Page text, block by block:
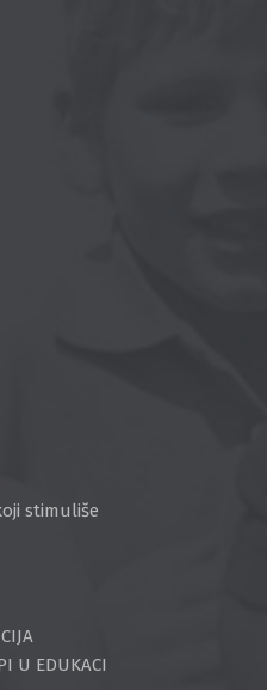
stimuliše
U EDUKACI